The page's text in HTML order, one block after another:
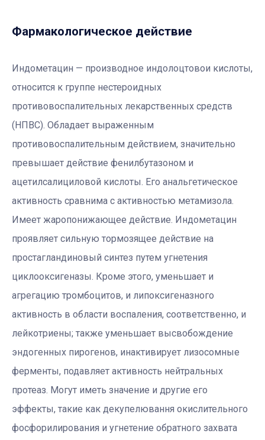
Фармакологическое действие
Индометацин — производное индолоцтовои кислоты,
относится к группе нестероидных
противовоспалительных лекарственных средств
(НПВС). Обладает выраженным
противовоспалительным действием, значительно
превышает действие фенилбутазоном и
ацетилсалициловой кислоты. Его анальгетическое
активность сравнима с активностью метамизола.
Имеет жаропонижающее действие. Индометацин
проявляет сильную тормозящее действие на
простагландиновый синтез путем угнетения
циклооксигеназы. Кроме этого, уменьшает и
агрегацию тромбоцитов, и липоксигеназного
активность в области воспаления, соответственно, и
лейкотриены; также уменьшает высвобождение
эндогенных пирогенов, инактивирует лизосомные
ферменты, подавляет активность нейтральных
протеаз. Могут иметь значение и другие его
эффекты, такие как декупелювання окислительного
фосфорилирования и угнетение обратного захвата